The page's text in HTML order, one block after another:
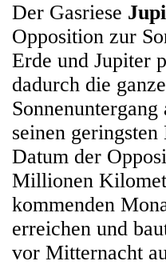
Der Gasriese
Opposition zur
Erde und Jupiter
dadurch die
seinen
Datum der
Millionen
kommenden
erreichen und
vor Mitternacht